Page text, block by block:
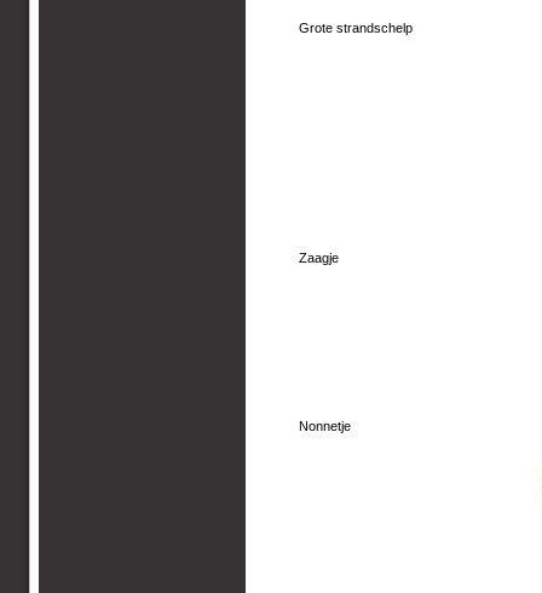
Grote strandschelp
Zaagje
Nonnetje